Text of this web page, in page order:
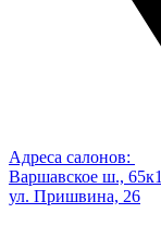
Адреса салонов:
Варшавское ш., 65к1
ул. Пришвина, 26